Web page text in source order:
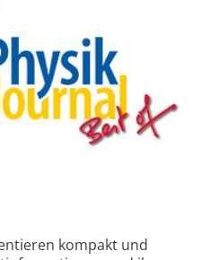
kompakt und